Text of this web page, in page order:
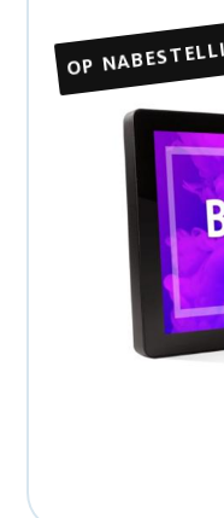
OP